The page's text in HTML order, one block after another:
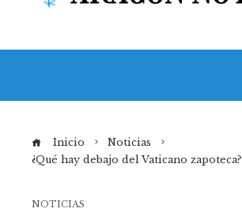
Inicio
Noticias
¿Qué hay debajo del Vaticano zapoteca?
NOTICIAS